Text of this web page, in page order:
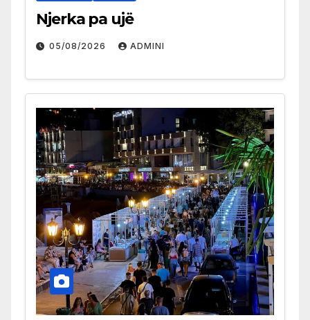
Njerka pa ujë
05/08/2026 ADMINI